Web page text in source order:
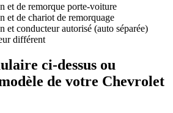
et de remorque porte-voiture
et de chariot de remorquage
et conducteur autorisé (auto séparée)
différent
ci-dessus ou
de votre Chevrolet